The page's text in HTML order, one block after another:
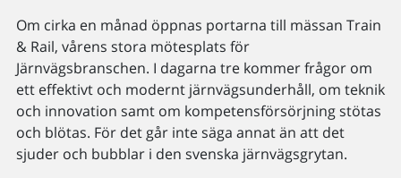
Om cirka en månad öppnas portarna till mässan Train
& Rail, vårens stora mötesplats för
Järnvägsbranschen. I dagarna tre kommer frågor om
ett effektivt och modernt järnvägsunderhåll, om teknik
och innovation samt om kompetensförsörjning stötas
och blötas. För det går inte säga annat än att det
sjuder och bubblar i den svenska järnvägsgrytan.